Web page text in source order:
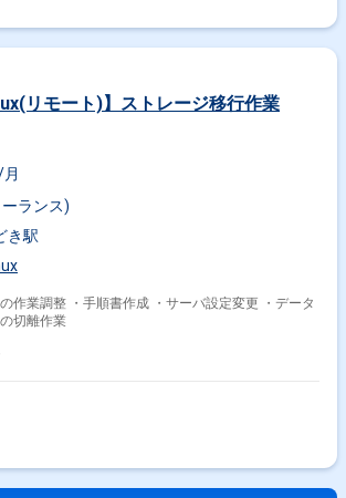
リモート)】ストレージ移行作業
ランス)
き駅
ーバ設定変更 ・データ
の切離作業